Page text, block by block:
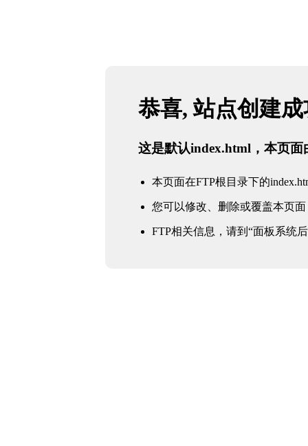
恭喜, 站点创建
这是默认index.html，本页面
本页面在FTP根目录下的
您可以修改、删除或覆盖本页面
FTP相关信息，请到“面板系统